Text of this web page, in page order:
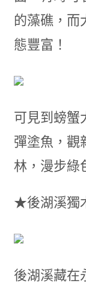
的藻礁，而
態豐富！
可見到螃蟹
彈塗魚，觀
林，漫步綠
★後湖溪獨
後湖溪藏在